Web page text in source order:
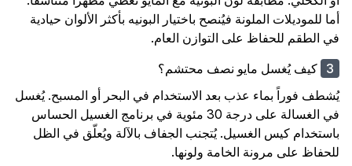
أما للموديلات الملونة فيُنصح باختيار البونيه بأكثر الألوان حيادية
في الطقم للحفاظ على التوازن العام.
كيف يُغسل مايو نصف محتشم؟
يُشطف فوراً بماء عذب بعد الاستخدام في البحر أو المسبح. يُغسل
في الغسالة على درجة 30 مئوية في برنامج الغسيل الحساس
باستخدام كيس الغسيل. يُتجنب الجفاف بالآلة ويُعلّق في الظل
للحفاظ على مرونة الخامة ولونها.